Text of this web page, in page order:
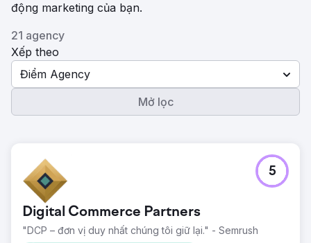
động marketing của bạn.
21 agency
Xếp theo
Điểm Agency
Mở lọc
Digital Commerce Partners
"DCP – đơn vị duy nhất chúng tôi giữ lại." - Semrush
5